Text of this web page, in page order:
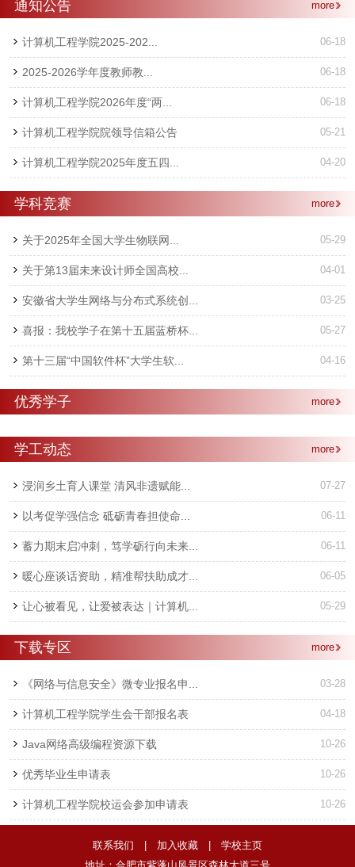
通知公告 more
06-18
计算机工程学院2025-202...
06-18
2025-2026学年度教师教...
06-18
计算机工程学院2026年度“两...
05-21
计算机工程学院院领导信箱公告
04-20
计算机工程学院2025年度五四...
学科竞赛 more
05-29
关于2025年全国大学生物联网...
04-01
关于第13届未来设计师全国高校...
03-25
安徽省大学生网络与分布式系统创...
05-27
喜报：我校学子在第十五届蓝桥杯...
04-16
第十三届“中国软件杯”大学生软...
优秀学子 more
学工动态 more
07-27
浸润乡土育人课堂 清风非遗赋能...
06-11
以考促学强信念 砥砺青春担使命...
06-11
蓄力期末启冲刺，笃学砺行向未来...
06-05
暖心座谈话资助，精准帮扶助成才...
05-29
让心被看见，让爱被表达｜计算机...
下载专区 more
03-28
《网络与信息安全》微专业报名申...
04-18
计算机工程学院学生会干部报名表
10-26
Java网络高级编程资源下载
10-26
优秀毕业生申请表
10-26
计算机工程学院校运会参加申请表
联系我们 加入收藏
学校主页